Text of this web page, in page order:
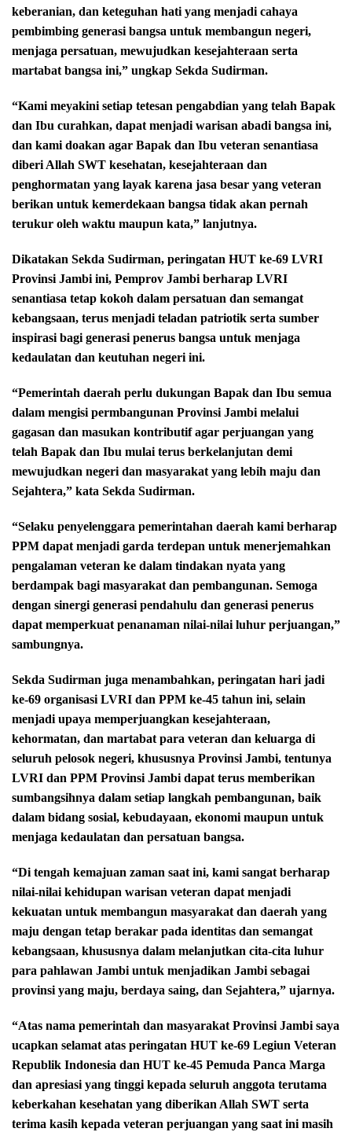
keberanian, dan keteguhan hati yang menjadi cahaya
pembimbing generasi bangsa untuk membangun negeri,
menjaga persatuan, mewujudkan kesejahteraan serta
martabat bangsa ini,” ungkap Sekda Sudirman.
“Kami meyakini setiap tetesan pengabdian yang telah Bapak
dan Ibu curahkan, dapat menjadi warisan abadi bangsa ini,
dan kami doakan agar Bapak dan Ibu veteran senantiasa
diberi Allah SWT kesehatan, kesejahteraan dan
penghormatan yang layak karena jasa besar yang veteran
berikan untuk kemerdekaan bangsa tidak akan pernah
terukur oleh waktu maupun kata,” lanjutnya.
Dikatakan Sekda Sudirman, peringatan HUT ke-69 LVRI
Provinsi Jambi ini, Pemprov Jambi berharap LVRI
senantiasa tetap kokoh dalam persatuan dan semangat
kebangsaan, terus menjadi teladan patriotik serta sumber
inspirasi bagi generasi penerus bangsa untuk menjaga
kedaulatan dan keutuhan negeri ini.
“Pemerintah daerah perlu dukungan Bapak dan Ibu semua
dalam mengisi permbangunan Provinsi Jambi melalui
gagasan dan masukan kontributif agar perjuangan yang
telah Bapak dan Ibu mulai terus berkelanjutan demi
mewujudkan negeri dan masyarakat yang lebih maju dan
Sejahtera,” kata Sekda Sudirman.
“Selaku penyelenggara pemerintahan daerah kami berharap
PPM dapat menjadi garda terdepan untuk menerjemahkan
pengalaman veteran ke dalam tindakan nyata yang
berdampak bagi masyarakat dan pembangunan. Semoga
dengan sinergi generasi pendahulu dan generasi penerus
dapat memperkuat penanaman nilai-nilai luhur perjuangan,”
sambungnya.
Sekda Sudirman juga menambahkan, peringatan hari jadi
ke-69 organisasi LVRI dan PPM ke-45 tahun ini, selain
menjadi upaya memperjuangkan kesejahteraan,
kehormatan, dan martabat para veteran dan keluarga di
seluruh pelosok negeri, khususnya Provinsi Jambi, tentunya
LVRI dan PPM Provinsi Jambi dapat terus memberikan
sumbangsihnya dalam setiap langkah pembangunan, baik
dalam bidang sosial, kebudayaan, ekonomi maupun untuk
menjaga kedaulatan dan persatuan bangsa.
“Di tengah kemajuan zaman saat ini, kami sangat berharap
nilai-nilai kehidupan warisan veteran dapat menjadi
kekuatan untuk membangun masyarakat dan daerah yang
maju dengan tetap berakar pada identitas dan semangat
kebangsaan, khususnya dalam melanjutkan cita-cita luhur
para pahlawan Jambi untuk menjadikan Jambi sebagai
provinsi yang maju, berdaya saing, dan Sejahtera,” ujarnya.
“Atas nama pemerintah dan masyarakat Provinsi Jambi saya
ucapkan selamat atas peringatan HUT ke-69 Legiun Veteran
Republik Indonesia dan HUT ke-45 Pemuda Panca Marga
dan apresiasi yang tinggi kepada seluruh anggota terutama
keberkahan kesehatan yang diberikan Allah SWT serta
terima kasih kepada veteran perjuangan yang saat ini masih